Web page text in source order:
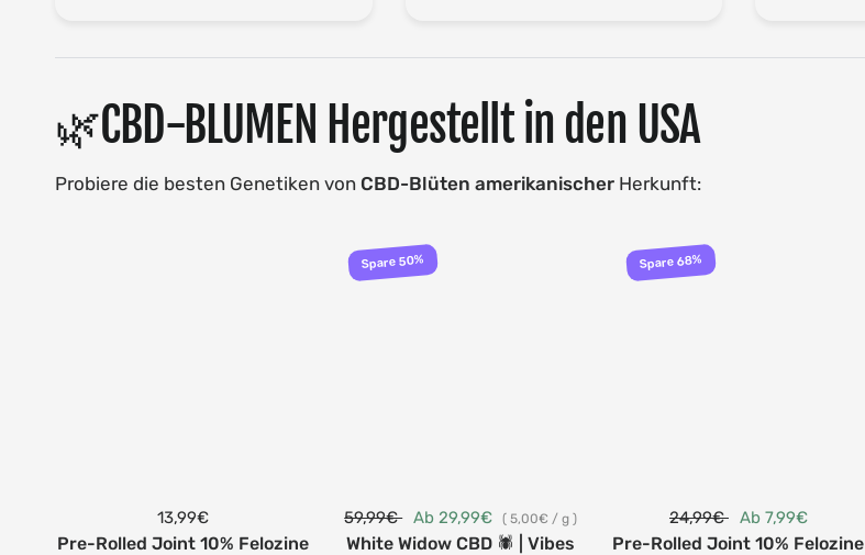
🌿CBD-BLUMEN Hergestellt in den USA
Probiere die besten Genetiken von CBD-Blüten amerikanischer Herkunft:
13,99€
Pre-Rolled Joint 10% Felozine
Spare 50%
59,99€ Ab 29,99€ 5,00€ / g
White Widow CBD 🕷️ | Vibes
Spare 68%
24,99€ Ab 7,99€
Pre-Rolled Joint 10% Felozine